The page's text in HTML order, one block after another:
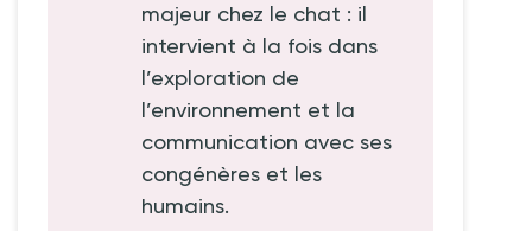
majeur chez le chat : il
intervient à la fois dans
l’exploration de
l’environnement et la
communication avec ses
congénères et les
humains.